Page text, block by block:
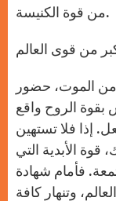
من قوة الكنيسة.
من الموت، حضور
بقوة الروح واقع
إذا فلا تستهين
الأبدية التي
فأمام شهادة
وتنهار كافة